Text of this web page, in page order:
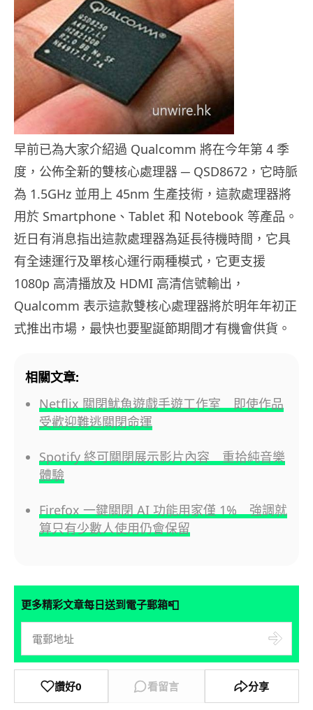
早前已為大家介紹過 Qualcomm 將在今年第 4 季
度，公佈全新的雙核心處理器 ─ QSD8672，它時脈
為 1.5GHz 並用上 45nm 生產技術，這款處理器將
用於 Smartphone、Tablet 和 Notebook 等產品。
近日有消息指出這款處理器為延長待機時間，它具
有全速運行及單核心運行兩種模式，它更支援
1080p 高清播放及 HDMI 高清信號輸出，
Qualcomm 表示這款雙核心處理器將於明年年初正
式推出市場，最快也要聖誕節期間才有機會供貨。
相關文章:
Netflix 關閉魷魚遊戲手遊工作室 即使作品
受歡迎難逃關閉命運
Spotify 終可關閉展示影片內容 重拾純音樂
體驗
Firefox 一鍵關閉 AI 功能用家僅 1% 強調就
算只有少數人使用仍會保留
更多精彩文章每日送到電子郵箱📮
讚好0 看留言 分享